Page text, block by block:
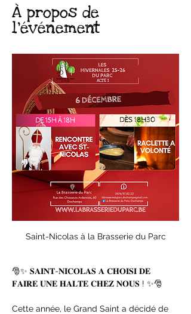
À propos de
l'événement
Saint-Nicolas à la Brasserie du Parc
🎅✨ 𝐒𝐀𝐈𝐍𝐓-𝐍𝐈𝐂𝐎𝐋𝐀𝐒 𝐀 𝐂𝐇𝐎𝐈𝐒𝐈 𝐃𝐄
𝐅𝐀𝐈𝐑𝐄 𝐔𝐍𝐄 𝐇𝐀𝐋𝐓𝐄 𝐂𝐇𝐄𝐙 𝐍𝐎𝐔𝐒 ! ✨🎅
Cette année, le Grand Saint a décidé de